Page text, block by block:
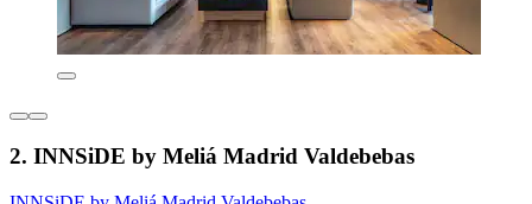
2. INNSiDE by Meliá Madrid Valdebebas